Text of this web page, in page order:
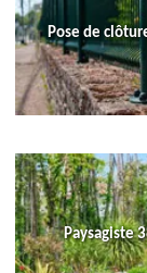
Pose de
Paysagiste